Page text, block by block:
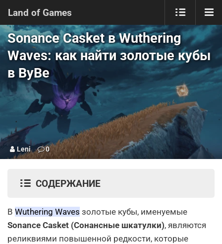
Land of Games
Sonance Casket в Wuthering
Waves: как найти золотые кубы
в ВуВе
Leni 0
СОДЕРЖАНИЕ
В Wuthering Waves золотые кубы, именуемые
Sonance Casket (Сонансные шкатулки), являются
реликвиями повышенной редкости, которые